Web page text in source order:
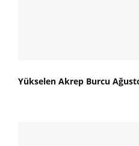
Yükselen Akrep Burcu